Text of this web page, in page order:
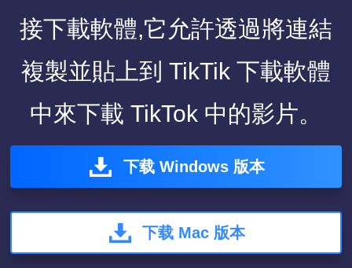
接下載軟體,它允許透過將連結
複製並貼上到 TikTik 下載軟體
中來下載 TikTok 中的影片。
下载 Windows 版本
下载 Mac 版本